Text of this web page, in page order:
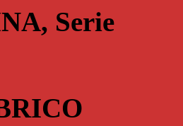
Serie